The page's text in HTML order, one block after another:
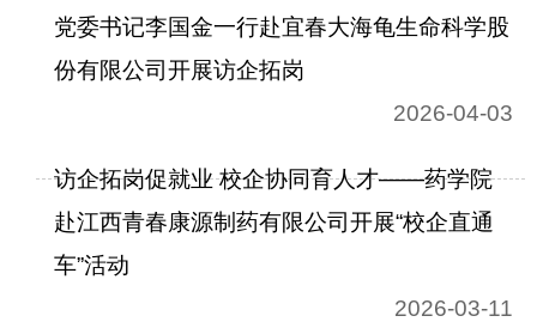
党委书记李国金一行赴宜春大海龟生命科学股
份有限公司开展访企拓岗
2026-04-03
访企拓岗促就业 校企协同育人才——药学院
赴江西青春康源制药有限公司开展“校企直通
车”活动
2026-03-11